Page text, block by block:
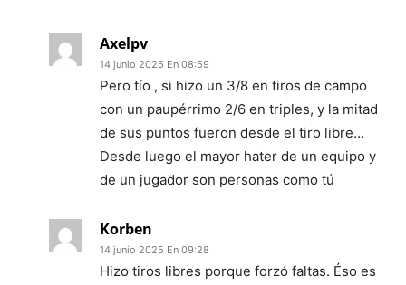
Axelpv
14 junio 2025 En 08:59
Pero tío , si hizo un 3/8 en tiros de campo
con un paupérrimo 2/6 en triples, y la mitad
de sus puntos fueron desde el tiro libre…
Desde luego el mayor hater de un equipo y
de un jugador son personas como tú
Korben
14 junio 2025 En 09:28
Hizo tiros libres porque forzó faltas. Éso es